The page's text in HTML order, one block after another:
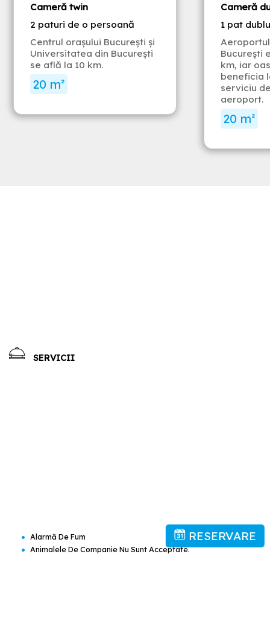
RESERVARE
Cameră twin
2 paturi de o persoană
Centrul oraşului Bucureşti şi
Universitatea din Bucureşti
se află la 10 km.
20 m²
Cameră
1 pat dublu
Bucureşti
km, iar
beneficia
serviciu
aeroport.
20 m²
SERVICII
• Alarmă De Fum
• Animalele De Companie Nu Sunt Acceptate.